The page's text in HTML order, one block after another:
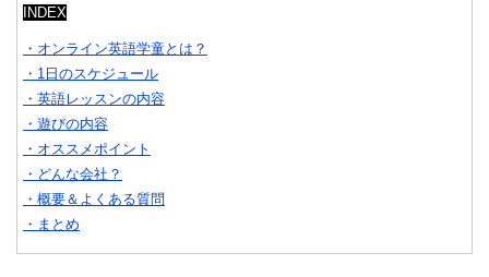
INDEX
・オンライン英語学童とは？
・1日のスケジュール
・英語レッスンの内容
・遊びの内容
・オススメポイント
・どんな会社？
・概要＆よくある質問
・まとめ